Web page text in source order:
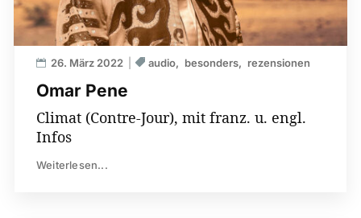
Omar Pene
26. März 2022 audio besonders rezensionen
Climat (Contre-Jour), mit franz. u. engl.
Infos
Weiterlesen...